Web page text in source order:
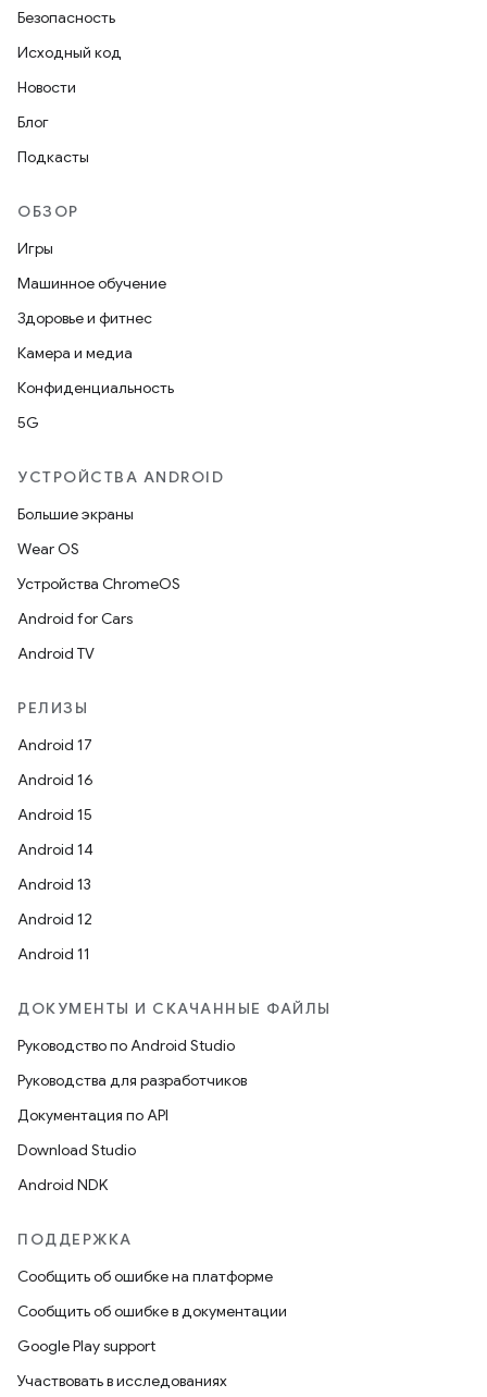
Безопасность
Исходный код
Новости
Блог
Подкасты
ОБЗОР
Игры
Машинное обучение
Здоровье и фитнес
Камера и медиа
Конфиденциальность
5G
УСТРОЙСТВА ANDROID
Большие экраны
Wear OS
Устройства ChromeOS
Android for Cars
Android TV
РЕЛИЗЫ
Android 17
Android 16
Android 15
Android 14
Android 13
Android 12
Android 11
ДОКУМЕНТЫ И СКАЧАННЫЕ ФАЙЛЫ
Руководство по Android Studio
Руководства для разработчиков
Документация по API
Download Studio
Android NDK
ПОДДЕРЖКА
Сообщить об ошибке на платформе
Сообщить об ошибке в документации
Google Play support
Участвовать в исследованиях